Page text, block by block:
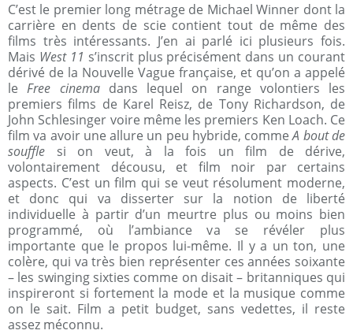
C’est le premier long métrage de Michael Winner dont la
carrière en dents de scie contient tout de même des
films très intéressants. J’en ai parlé ici plusieurs fois.
Mais West 11 s’inscrit plus précisément dans un courant
dérivé de la Nouvelle Vague française, et qu’on a appelé
leFree cinema dans lequel on range volontiers les
premiers films de Karel Reisz, de Tony Richardson, de
John Schlesinger voire même les premiers Ken Loach. Ce
film va avoir une allure un peu hybride, commeA bout de
souffle si on veut, à la fois un film de dérive,
volontairement décousu, et film noir par certains
aspects. C’est un film qui se veut résolument moderne,
et donc qui va disserter sur la notion de liberté
individuelle à partir d’un meurtre plus ou moins bien
programmé, où l’ambiance va se révéler plus
importante que le propos lui-même. Il y a un ton, une
colère, qui va très bien représenter ces années soixante
– les swinging sixties comme on disait – britanniques qui
inspireront si fortement la mode et la musique comme
on le sait. Film a petit budget, sans vedettes, il reste
assez méconnu.